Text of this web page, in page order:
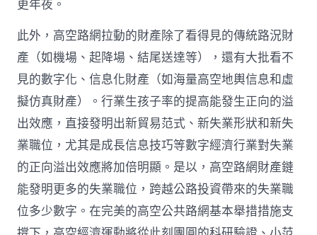
更年夜。
此外，高空路網拉動的財產除了看得見的傳統路況財
產（如機場、起降場、結尾送達等），還有大批看不
見的數字化、信息化財產（如海量高空地輿信息和虛
擬仿真財產）。行業生孩子率的提高能發生正向的溢
出效應，直接發明出新貿易范式、新失業形狀和新失
業職位，尤其是成長信息技巧等數字經濟行業對失業
的正向溢出效應將加倍明顯。是以，高空路網財產鏈
能發明更多的失業職位，跨越公路投資帶來的失業職
位多少數字。在完美的高空公共路網基本舉措措施支